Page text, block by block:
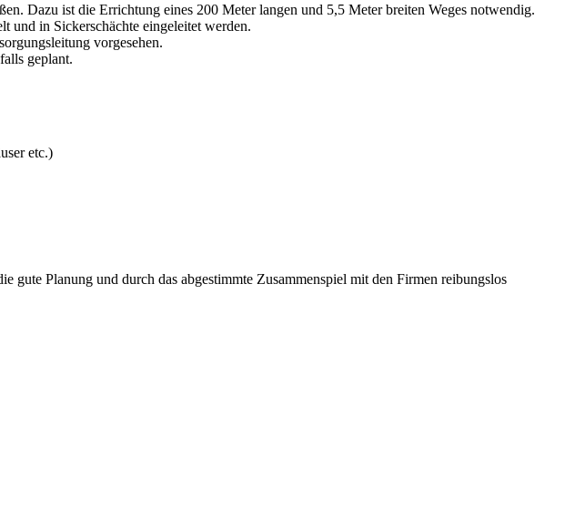
Dazu ist die Errichtung eines 200 Meter langen und 5,5 Meter breiten Weges notwendig.
und in Sickerschächte eingeleitet werden.
vorgesehen.
geplant.
etc.)
Planung und durch das abgestimmte Zusammenspiel mit den Firmen reibungslos